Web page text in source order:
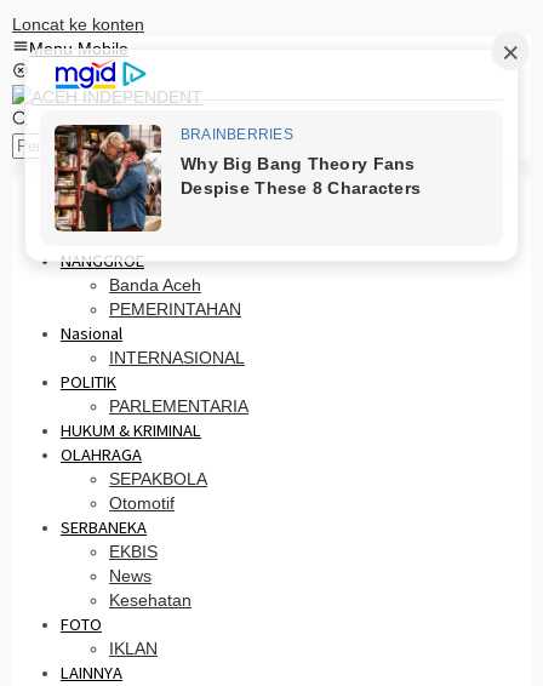
Loncat ke konten
Menu Mobile
HOME
PRO OTONOMI
NANGGROE
Banda Aceh
PEMERINTAHAN
Nasional
INTERNASIONAL
POLITIK
PARLEMENTARIA
HUKUM & KRIMINAL
OLAHRAGA
SEPAKBOLA
Otomotif
SERBANEKA
EKBIS
News
Kesehatan
FOTO
IKLAN
LAINNYA